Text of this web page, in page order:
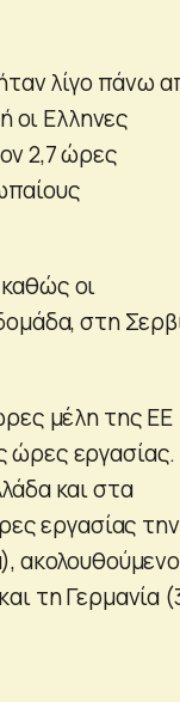
λίγο πάνω
οι Ελληνες
2,7 ώρες
οι
στη
μέλη της ΕΕ
ώρες εργασίας.
και στα
εργασίας την
τη Γερμανία